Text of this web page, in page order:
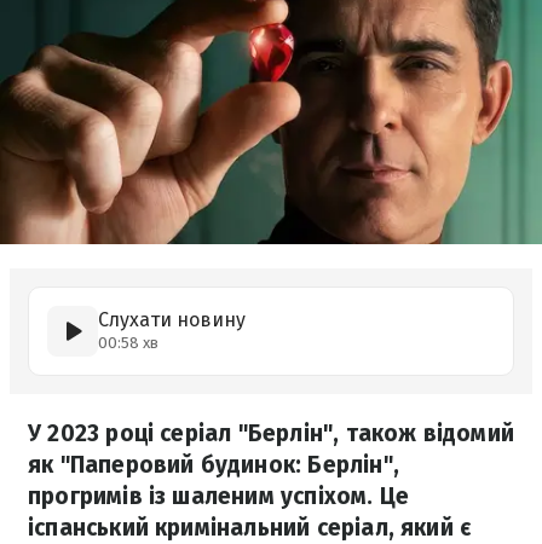
Слухати новину
00:58 хв
У 2023 році серіал "Берлін", також відомий
як "Паперовий будинок: Берлін",
прогримів із шаленим успіхом. Це
іспанський кримінальний серіал, який є